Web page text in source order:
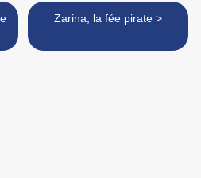
Zarina, la fée pirate >